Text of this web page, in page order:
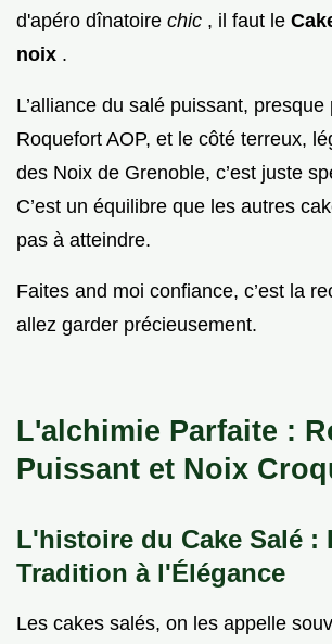
d'apéro dînatoire chic , il faut le
noix .
L’alliance du salé puissant, presque
Roquefort AOP, et le côté terreux,
des Noix de Grenoble, c’est juste
C’est un équilibre que les autres
pas à atteindre.
Faites and moi confiance, c’est la
allez garder précieusement.
L'alchimie Parfaite :
Puissant et Noix
L'histoire du Cake Salé :
Tradition à l'Élégance
Les cakes salés, on les appelle